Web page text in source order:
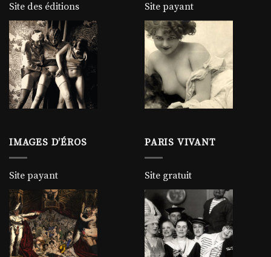
Site des éditions Site payant
IMAGES D’ÉROS
Site payant
PARIS VIVANT
Site gratuit